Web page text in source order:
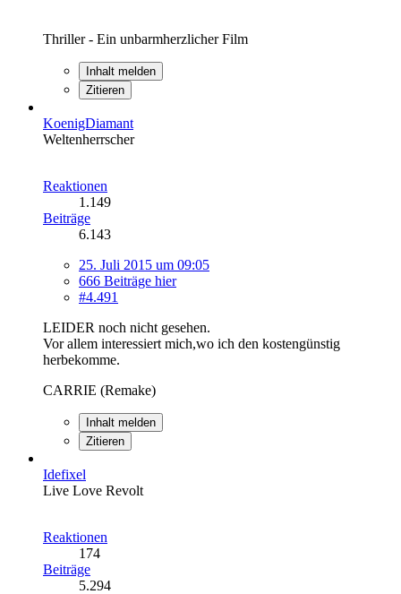
Thriller - Ein unbarmherzlicher Film
Inhalt melden
Zitieren
KoenigDiamant
Weltenherrscher
Reaktionen
1.149
Beiträge
6.143
25. Juli 2015 um 09:05
666 Beiträge hier
#4.491
LEIDER noch nicht gesehen.
Vor allem interessiert mich,wo ich den kostengünstig
herbekomme.
CARRIE (Remake)
Inhalt melden
Zitieren
Idefixel
Live Love Revolt
Reaktionen
174
Beiträge
5.294